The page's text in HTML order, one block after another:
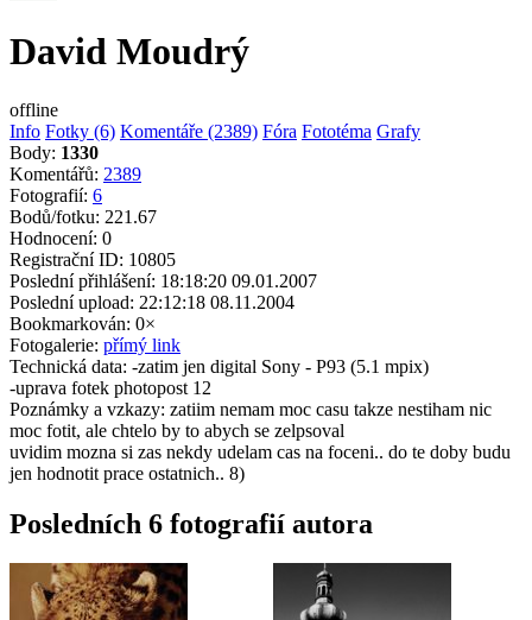
David Moudrý
offline
Info Fotky (6) Komentáře (2389) Fóra Fototéma Grafy
Body: 1330
Komentářů: 2389
Fotografií: 6
Bodů/fotku: 221.67
Hodnocení: 0
Registrační ID: 10805
Poslední přihlášení: 18:18:20 09.01.2007
Poslední upload: 22:12:18 08.11.2004
Bookmarkován: 0×
Fotogalerie: přímý link
Technická data: -zatim jen digital Sony - P93 (5.1 mpix)
-uprava fotek photopost 12
Poznámky a vzkazy: zatiim nemam moc casu takze nestiham nic
moc fotit, ale chtelo by to abych se zelpsoval
uvidim mozna si zas nekdy udelam cas na foceni.. do te doby budu
jen hodnotit prace ostatnich.. 8)
Posledních 6 fotografií autora